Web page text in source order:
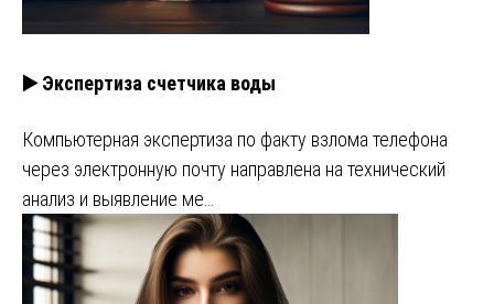
▶️ Экспертиза счетчика воды
Компьютерная экспертиза по факту взлома телефона
через электронную почту направлена на технический
анализ и выявление ме…